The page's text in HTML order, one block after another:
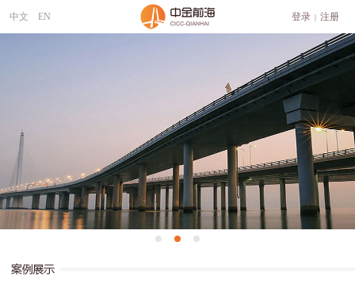
中文 EN 登录 | 注册